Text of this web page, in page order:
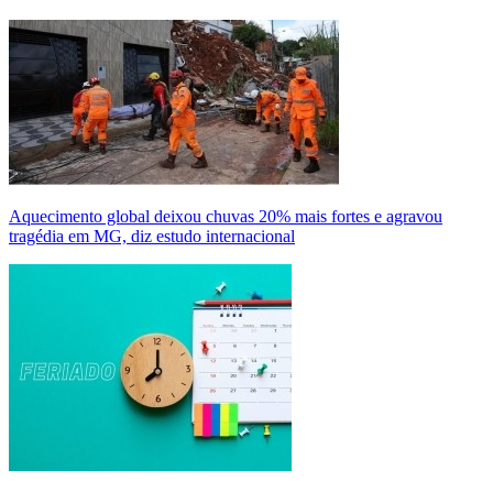
Aquecimento global deixou chuvas 20% mais fortes e agravou
tragédia em MG, diz estudo internacional